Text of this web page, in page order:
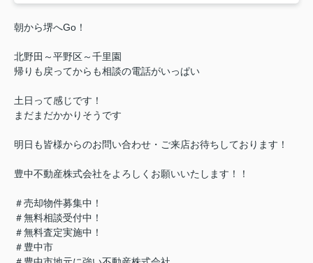
朝から堺へGo！
北野田～平野区～千里園
帰りも戻ってからも相談の電話がいっぱい
土日って感じです！
まだまだかかりそうです
明日も皆様からのお問い合わせ・ご来店お待ちしております！
豊中不動産株式会社をよろしくお願いいたします！！
＃売却物件募集中！
＃無料相談受付中！
＃無料査定実施中！
＃豊中市